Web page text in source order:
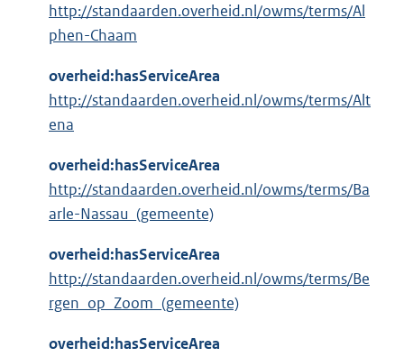
http://standaarden.overheid.nl/owms/terms/Al
phen-Chaam
overheid:hasServiceArea
http://standaarden.overheid.nl/owms/terms/Alt
ena
overheid:hasServiceArea
http://standaarden.overheid.nl/owms/terms/Ba
arle-Nassau_(gemeente)
overheid:hasServiceArea
http://standaarden.overheid.nl/owms/terms/Be
rgen_op_Zoom_(gemeente)
overheid:hasServiceArea